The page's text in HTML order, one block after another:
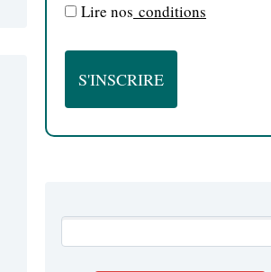
Lire nos conditions